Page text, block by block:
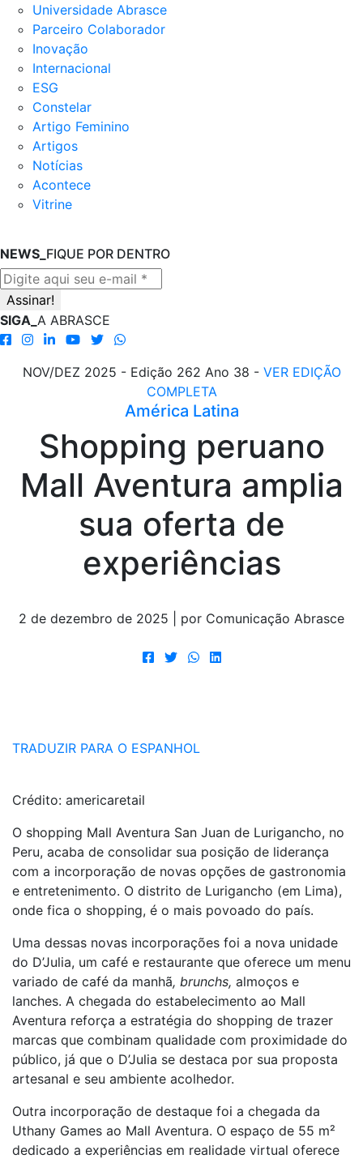
Universidade Abrasce
Parceiro Colaborador
Inovação
Internacional
ESG
Constelar
Artigo Feminino
Artigos
Notícias
Acontece
Vitrine
NEWS_ FIQUE POR DENTRO
SIGA_ A ABRASCE
NOV/DEZ 2025 - Edição 262 Ano 38 - VER EDIÇÃO
COMPLETA
América Latina
Shopping peruano
Mall Aventura amplia
sua oferta de
experiências
2 de dezembro de 2025 | por Comunicação Abrasce
TRADUZIR PARA O ESPANHOL
Crédito: americaretail
O shopping Mall Aventura San Juan de Lurigancho, no
Peru, acaba de consolidar sua posição de liderança
com a incorporação de novas opções de gastronomia
e entretenimento. O distrito de Lurigancho (em Lima),
onde fica o shopping, é o mais povoado do país.
Uma dessas novas incorporações foi a nova unidade
do D’Julia, um café e restaurante que oferece um menu
variado de café da manhã, brunchs, almoços e
lanches. A chegada do estabelecimento ao Mall
Aventura reforça a estratégia do shopping de trazer
marcas que combinam qualidade com proximidade do
público, já que o D’Julia se destaca por sua proposta
artesanal e seu ambiente acolhedor.
Outra incorporação de destaque foi a chegada da
Uthany Games ao Mall Aventura. O espaço de 55 m²
dedicado a experiências em realidade virtual oferece